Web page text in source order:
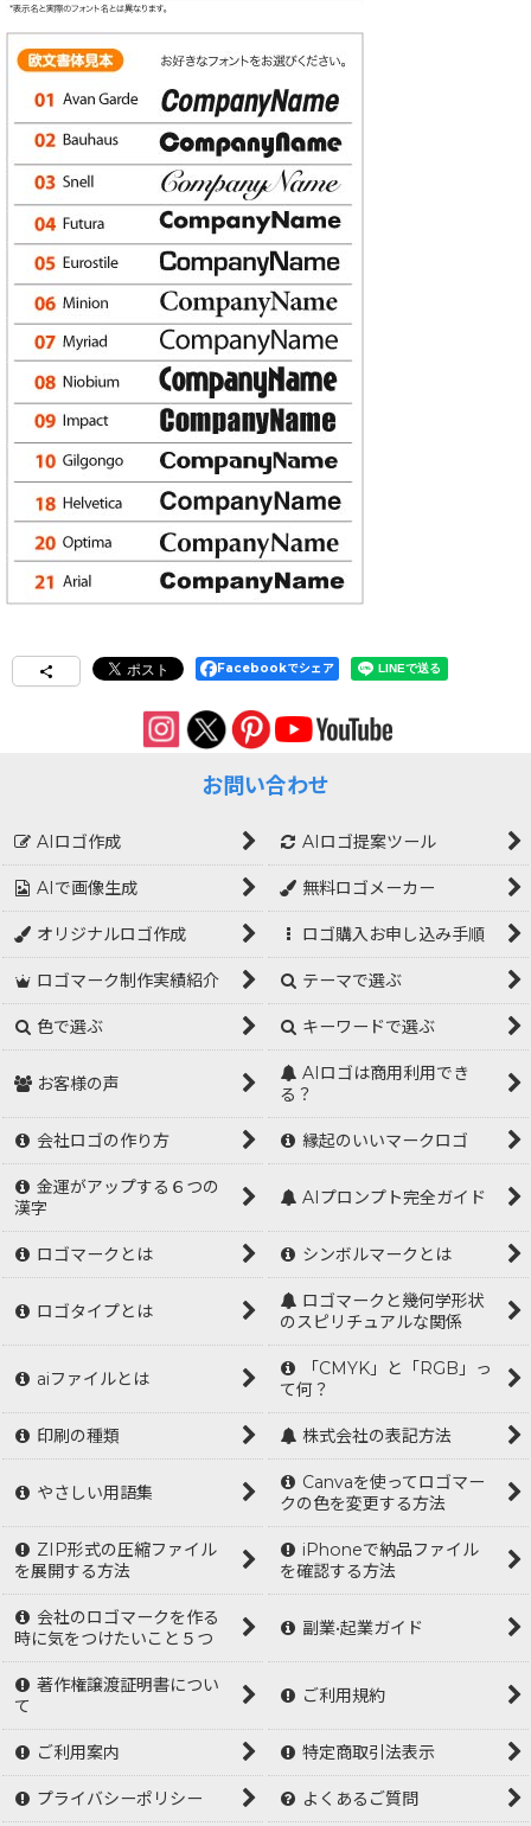
Facebookでシェア
お問い合わせ
AIロゴ作成 AIロゴ提案ツール
AIで画像生成 無料ロゴメーカー
オリジナルロゴ作成 ロゴ購入お申し込み手順
ロゴマーク制作実績紹介 テーマで選ぶ
色で選ぶ キーワードで選ぶ
お客様の声
AIロゴは商用利用でき
る？
会社ロゴの作り方 縁起のいいマークロゴ
金運がアップする６つの
漢字
AIプロンプト完全ガイド
ロゴマークとは シンボルマークとは
ロゴタイプとは
ロゴマークと幾何学形状
のスピリチュアルな関係
aiファイルとは
「CMYK」と「RGB」っ
て何？
印刷の種類 株式会社の表記方法
やさしい用語集
Canvaを使ってロゴマー
クの色を変更する方法
ZIP形式の圧縮ファイル
を展開する方法
iPhoneで納品ファイル
を確認する方法
会社のロゴマークを作る
時に気をつけたいこと５つ
副業•起業ガイド
著作権譲渡証明書につい
て
ご利用規約
ご利用案内 特定商取引法表示
プライバシーポリシー よくあるご質問